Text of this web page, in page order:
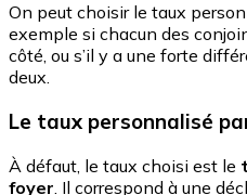
On peut choisir le taux
exemple si chacun des
côté, ou s’il y a une forte
deux.
Le taux personnalisé
À défaut, le taux choisi est le
foyer . Il correspond à une